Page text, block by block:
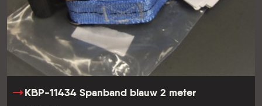
KBP-11434 Spanband blauw 2 meter